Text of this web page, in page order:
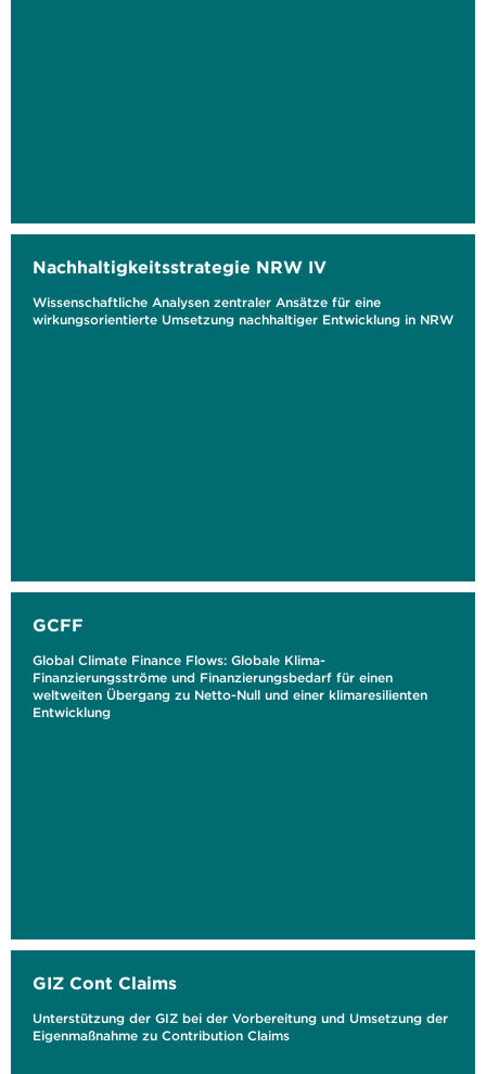
Nachhaltigkeitsstrategie NRW IV
Wissenschaftliche Analysen zentraler Ansätze für eine
wirkungsorientierte Umsetzung nachhaltiger Entwicklung in NRW
GCFF
Global Climate Finance Flows: Globale Klima-
Finanzierungsströme und Finanzierungsbedarf für einen
weltweiten Übergang zu Netto-Null und einer klimaresilienten
Entwicklung
GIZ Cont Claims
Unterstützung der GIZ bei der Vorbereitung und Umsetzung der
Eigenmaßnahme zu Contribution Claims